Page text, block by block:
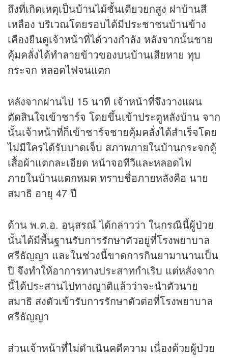
ถึงที่เกิดเหตุเป็นบ้านไม้ชั้นเดียวยกสูง ฝาบ้านสี
เหลือง บริเวณโดยรอบได้มีประชาชนบ้านข้าง
เคืองยืนดูเจ้าหน้าที่ได้วางกำลัง หลังจากนั้นชาย
คุ้มคลั่งได้ทำลายข้าวของบนบ้านเสียหาย ทุบ
กระจก หลอดไฟจนแตก
หลังจากผ่านไป 15 นาที เจ้าหน้าที่จึงวางแผน
ตัดสินใจเข้าชาร์จ โดยขึ้นเข้าประตูหลังบ้าน จาก
นั้นเจ้าหน้าที่ก็เข้าชาร์จชายคุ้มคลั่งได้สำเร็จโดย
ไม่มีใครได้รับบาดเจ็บ สภาพภายในบ้านกระจกตู้
เสื้อผ้าแตกละเอียด หน้าจอทีวีและหลอดไฟ
ภายในบ้านแตกหมด ทราบชื่อภายหลังคือ นาย
สมาธิ อายุ 47 ปี
ด้าน พ.ต.อ. อนุสรณ์ ได้กล่าวว่า ในกรณีนี้ผู้ป่วย
นั้นได้มีพื้นฐานรับการรักษาตัวอยู่ที่โรงพยาบาล
ศรีธัญญา และในช่วงนี้ขาดการกินยามานานเป็น
ปี จึงทำให้อาการทางประสาทกำเริบ แต่หลังจาก
นี้ได้ประสานไปทางญาติแล้วว่าจะนำตัวนาย
สมาธิ ส่งตัวเข้ารับการรักษาตัวต่อที่โรงพยาบาล
ศรีธัญญา
ส่วนเจ้าหน้าที่ไม่ดำเนินคดีความ เนื่องด้วยผู้ป่วย